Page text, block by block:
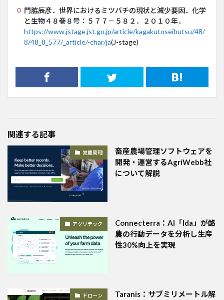
門脇辰彦．世界におけるミツバチの現状と減少要因．化学
と生物４８巻８号：５７７－５８２．２０１０年．
https://www.jstage.jst.go.jp/article/kagakutoseibutsu/48/
8/48_8_577/_article/-char/ja(J-stage)
関連する記事
営農管理
畜産農場管理ソフトウェアを
開発・運営するAgriWebb社
について解説
アグリテック
Connecterra：AI「Ida」が酪
農の行動データを分析し生産
性30%向上を実現
ドローン
Taranis：サブミリメートル解